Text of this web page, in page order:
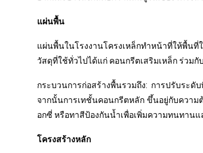
แผ่นพื้น
แผ่นพื้นในโรงงานโครงเหล็กทำหน้าที่ให้พื้
วัสดุที่ใช้ทั่วไปได้แก่ คอนกรีตเสริมเหล็ก ร่ว
กระบวนการก่อสร้างพื้นรวมถึง: การปรับระ
จากนั้นการเทชั้นคอนกรีตหลัก ขึ้นอยู่กับความ
อกซี่ หรือทาสีป้องกันน้ำเพื่อเพิ่มความทนทาน
โครงสร้างหลัก